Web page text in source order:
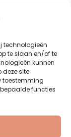
technologieën
te slaan en/of te
kunnen
deze site
toestemming
functies